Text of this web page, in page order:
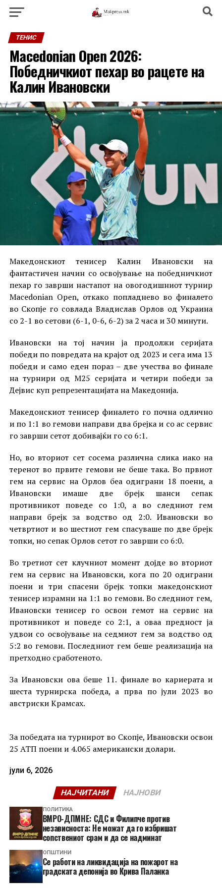
ТЕНИС
Macedonian Open 2026:
Победничкиот пехар во рацете на
Калин Ивановски
Македонскиот тенисер Калин Ивановски на
фантастичен начин со освојување на победничкиот
пехар го заврши настапот на овогодишниот турнир
Macedonian Open, откако попладнево во финалето
во Скопје го совлада Владислав Орлов од Украина
со 2-1 во сетови (6-1, 0-6, 6-2) за 2 часа и 30 минути.
Ивановски на тој начин ја продолжи серијата
победи по повредата на крајот од 2023 и сега има 13
победи и само еден пораз – две учества во финале
на турнири од М25 серијата и четири победи за
Дејвис куп репрезентацијата на Македонија.
Македонскиот тенисер финалето го почна одлично
и по 1:1 во гемови направи два брејка и со ас сервис
го заврши сетот добивајќи го со 6:1.
Но, во вториот сет сосема различна слика иако на
теренот во првите гемови не беше така. Во првиот
гем на сервис на Орлов беа одиграни 18 поени, а
Ивановски имаше две брејк шанси сепак
противникот поведе со 1:0, а во следниот гем
направи брејк за водство од 2:0. Ивановски во
четвртиот и во шестиот гем спасуваше по две брејк
топки, но сепак Орлов сетот го заврши со 6:0.
Во третиот сет клучниот момент дојде во вториот
гем на сервис на Ивановски, кога по 20 одиграни
поени и три спасени брејк топки македонскиот
тенисер израмни на 1:1 во гемови. Во следниот гем,
Ивановски тенисер го освои гемот на сервис на
противникот и поведе со 2:1, а оваа предност ја
удвои со освојување на седмиот гем за водство од
5:2 во гемови. Последниот гем беше реализација на
претходно сработеното.
За Ивановски ова беше 11. финале во кариерата и
шеста турнирска победа, а прва по јули 2023 во
австриски Крамсах.
За победата на турнирот во Скопје, Ивановски освои
25 АТП поени и 4.065 американски долари.
јули 6, 2026
НАЈЧИТАНИ НАЈНОВИ
ПОЛИТИКА
ВМРО-ДПМНЕ: СДС и Филипче против
независноста: Не можат да го избришат
сопствениот срам и да се надминат
ОПШТИНИ
Се работи на ликвидација на пожарот на
градската депонија во Крива Паланка